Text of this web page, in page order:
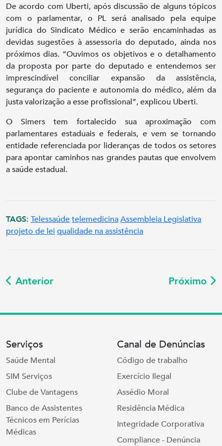
De acordo com Uberti, após discussão de alguns tópicos
com o parlamentar, o PL será analisado pela equipe
jurídica do Sindicato Médico e serão encaminhadas as
devidas sugestões à assessoria do deputado, ainda nos
próximos dias. “Ouvimos os objetivos e o detalhamento
da proposta por parte do deputado e entendemos ser
imprescindível conciliar expansão da assistência,
segurança do paciente e autonomia do médico, além da
justa valorização a esse profissional”, explicou Uberti.
O Simers tem fortalecido sua aproximação com
parlamentares estaduais e federais, e vem se tornando
entidade referenciada por lideranças de todos os setores
para apontar caminhos nas grandes pautas que envolvem
a saúde estadual.
TAGS: TelessaúdetelemedicinaAssembleia Legislativa
projeto de lei qualidade na assistência
Anterior Próximo
Serviços
Saúde Mental
SIM Serviços
Clube de Vantagens
Banco de Assistentes
Técnicos em Perícias
Médicas
Canal de Denúncias
Código de trabalho
Exercício Ilegal
Assédio Moral
Residência Médica
Integridade Corporativa
Compliance - Denúncia